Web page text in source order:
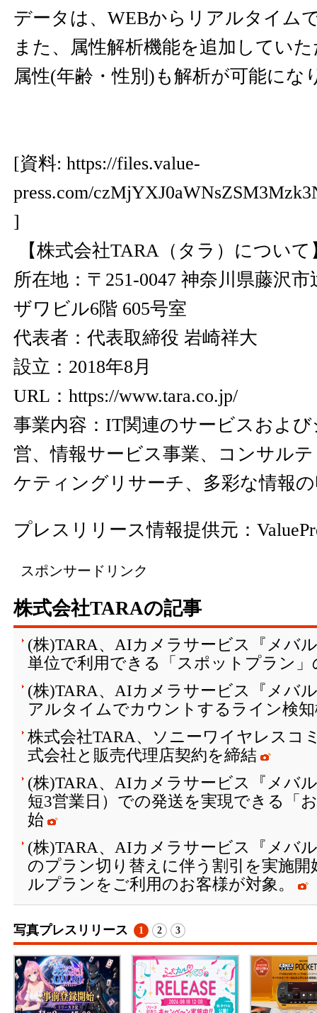
データは、WEBからリアルタイム
また、属性解析機能を追加してい
属性(年齢・性別)も解析が可能にな
[資料: https://files.value-
press.com/
]
【株式会社TARA（タラ）について
所在地：〒251-0047 神奈川県藤沢市
ザワビル6階 605号室
代表者：代表取締役 岩崎祥大
設立：2018年8月
URL： https://www.tara.co.jp/
事業内容：IT関連のサービスおよ
営、情報サービス事業、コンサル
ケティングリサーチ、多彩な情報
プレスリリース情報提供元：
スポンサードリンク
株式会社TARAの記事
(株)TARA、AIカメラサービス『メバ
単位で利用できる「スポットプラン」
(株)TARA、AIカメラサービス『メバ
アルタイムでカウントするライン検
株式会社TARA、ソニーワイヤレスコ
式会社と販売代理店契約を締結
(株)TARA、AIカメラサービス『メバ
短3営業日）での発送を実現できる「
始
(株)TARA、AIカメラサービス『メバ
のプラン切り替えに伴う割引を実施開
ルプランをご利用のお客様が対象。
写真プレスリリース 1 2 3